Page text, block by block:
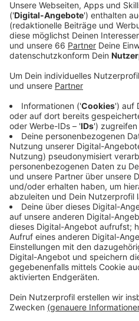
Anzeige
Der Schwede Alesso hat
One Republic, Calvin Harris
zusammengearbeitet. Jetzt
Perry. Rausgekommen ist
schöne, energievolle Dance-
Thema, das wir alle kennen:
der nicht über sie
ständig an sie denken muss.
aber absolut und voll tanz-
Anzeige
Wir
Zustimmung,
Video-